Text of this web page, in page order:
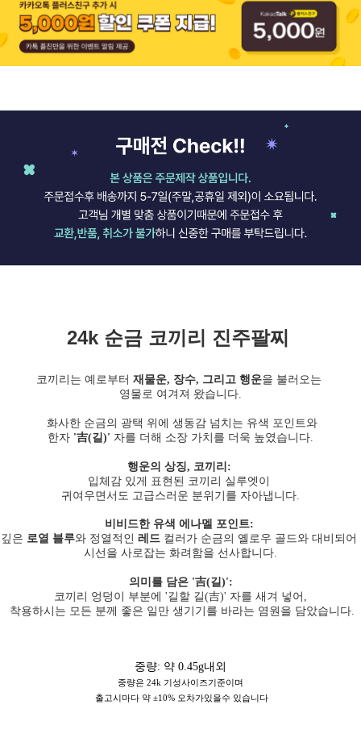
24k 순금 코끼리 진주팔찌
코끼리는 예로부터 재물운, 장수, 그리고 행운을 불러오는
영물로 여겨져 왔습니다.
화사한 순금의 광택 위에 생동감 넘치는 유색 포인트와
한자 '吉(길)' 자를 더해 소장 가치를 더욱 높였습니다.
행운의 상징, 코끼리:
입체감 있게 표현된 코끼리 실루엣이
귀여우면서도 고급스러운 분위기를 자아냅니다.
비비드한 유색 에나멜 포인트:
깊은 로열 블루와 정열적인 레드 컬러가 순금의 옐로우 골드와 대비되어
시선을 사로잡는 화려함을 선사합니다.
의미를 담은 '吉(길)':
코끼리 엉덩이 부분에 '길할 길(吉)' 자를 새겨 넣어,
착용하시는 모든 분께 좋은 일만 생기기를 바라는 염원을 담았습니다.
중량: 약 0.45g내외
중량은 24k 기성사이즈기준이며
출고시마다 약 ±10% 오차가있을수 있습니다